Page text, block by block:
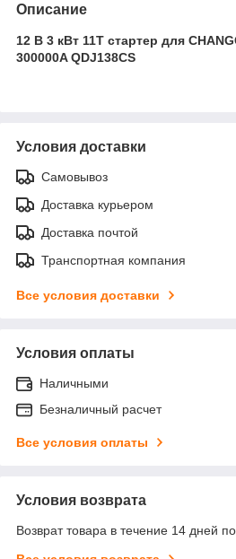
Описание
12 В 3 кВт 11T стартер для
300000A QDJ138CS
Условия доставки
Самовывоз
Доставка курьером
Доставка почтой
Транспортная компания
Все условия доставки
Условия оплаты
Наличными
Безналичный расчет
Все условия оплаты
Условия возврата
Возврат товара в течение 14 дней